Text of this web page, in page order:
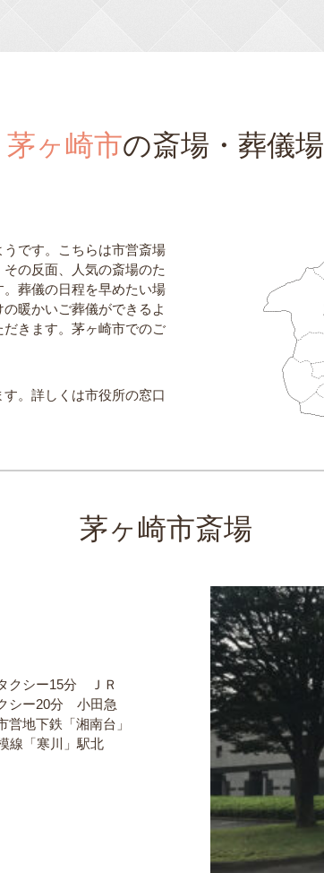
茅ヶ崎市の斎場・葬儀場
です。こちらは市営斎場
の反面、人気の斎場のた
葬儀の日程を早めたい場
暖かいご葬儀ができるよ
きます。茅ヶ崎市でのご
。詳しくは市役所の窓口
茅ヶ崎市斎場
クシー15分 ＪＲ
シー20分 小田急
地下鉄「湘南台」
線「寒川」駅北